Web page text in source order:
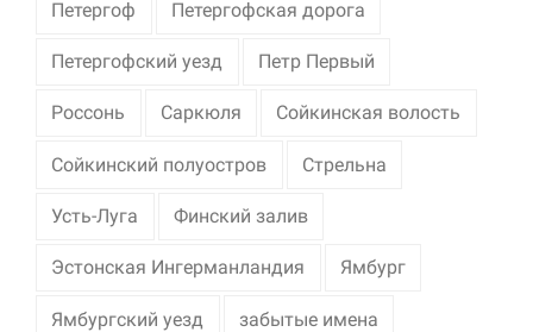
Петергоф Петергофская дорога
Петергофский уезд Петр Первый
Россонь Саркюля Сойкинская волость
Сойкинский полуостров Стрельна
Усть-Луга Финский залив
Эстонская Ингерманландия Ямбург
Ямбургский уезд забытые имена